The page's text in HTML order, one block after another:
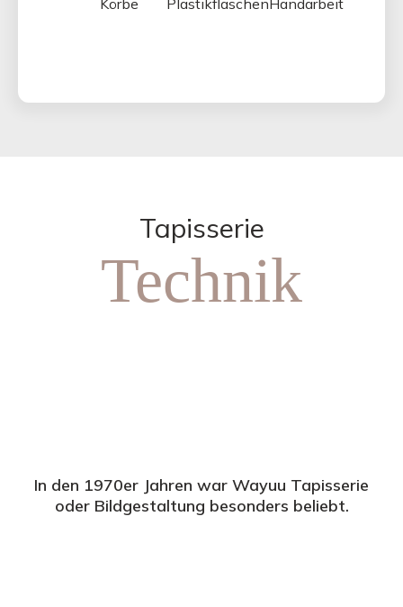
Körbe Plastikflaschen Handarbeit
Tapisserie
Technik
In den 1970er Jahren war Wayuu Tapisserie
oder Bildgestaltung besonders beliebt.